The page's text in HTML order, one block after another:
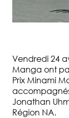
Vendredi 24
Manga ont
Prix Minami
Jonathan
Région NA.